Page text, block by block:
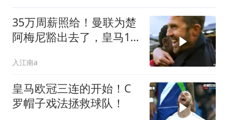
35万周薪照给！曼联为楚
阿梅尼豁出去了，皇马1
入江南a
皇马欧冠三连的开始！C
罗帽子戏法拯救球队！